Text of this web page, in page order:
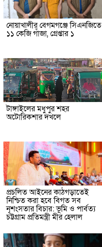
নোয়াখালীর বেগমগঞ্জে সিএনজিতে
১১ কেজি গাঁজা, গ্রেপ্তার ১
টাঙ্গাইলের মধুপুর শহর
অটোরিকশার দখলে
প্রচলিত আইনের কাঠগড়াতেই
নিশ্চিত করা হবে বিগত সব
নৃশংসতার বিচার: ভূমি ও পার্বত্য
চট্টগ্রাম প্রতিমন্ত্রী মীর হেলাল